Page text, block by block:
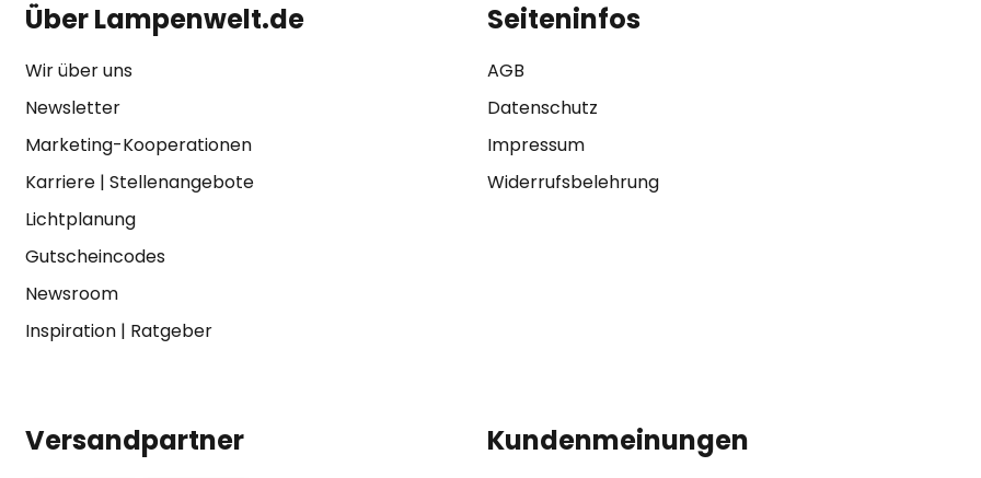
Über Lampenwelt.de
Wir über uns
Newsletter
Marketing-Kooperationen
Karriere| Stellenangebote
Lichtplanung
Gutscheincodes
Newsroom
Inspiration| Ratgeber
Seiteninfos
AGB
Datenschutz
Impressum
Widerrufsbelehrung
Versandpartner Kundenmeinungen